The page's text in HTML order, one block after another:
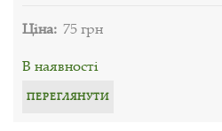
Ціна: 75 грн
В наявності
ПЕРЕГЛЯНУТИ